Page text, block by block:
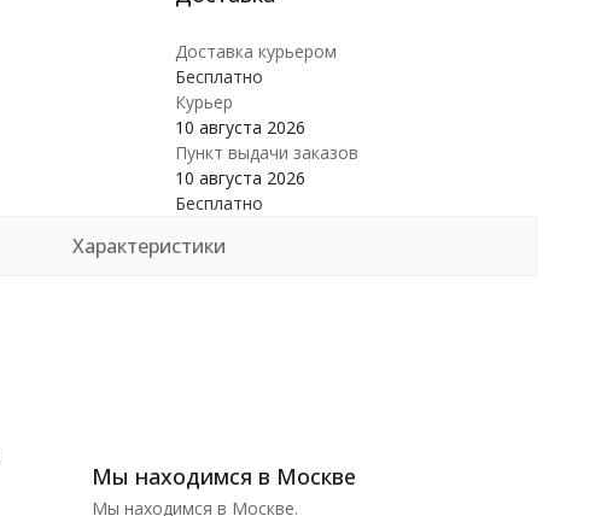
Доставка курьером
Бесплатно
Курьер
10 августа 2026
Пункт выдачи заказов
10 августа 2026
Бесплатно
Характеристики
Мы находимся в Москве
Мы находимся в Москве.